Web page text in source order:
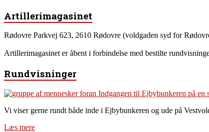
Artillerimagasinet
Rødovre Parkvej 623, 2610 Rødovre (voldgaden syd for
Artillerimagasinet er åbent i forbindelse med bestilte
Rundvisninger
Vi viser gerne rundt både inde i Ejbybunkeren og ude på
Læs mere